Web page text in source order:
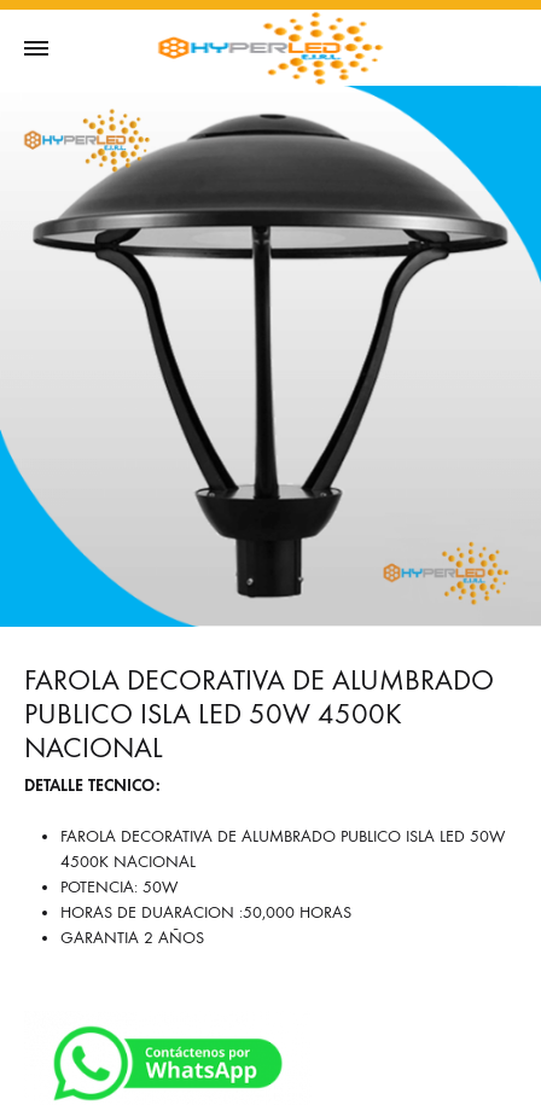
FAROLA DECORATIVA DE ALUMBRADO
PUBLICO ISLA LED 50W 4500K
NACIONAL
DETALLE TECNICO:
FAROLA DECORATIVA DE ALUMBRADO PUBLICO ISLA LED 50W
4500K NACIONAL
POTENCIA: 50W
HORAS DE DUARACION :50,000 HORAS
GARANTIA 2 AÑOS